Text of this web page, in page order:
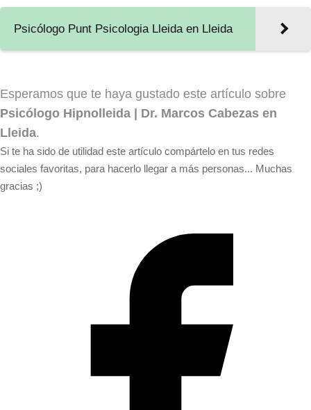
Psicólogo Punt Psicologia Lleida en Lleida
Esperamos que te haya gustado este artículo sobre
Psicólogo Hipnolleida | Dr. Marcos Cabezas en
Lleida.
Si te ha sido de utilidad este artículo compártelo en tus redes
sociales favoritas, para hacerlo llegar a más personas... Muchas
gracias ;)